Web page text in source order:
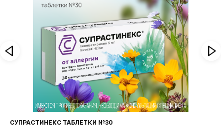
СУПРАСТИНЕКС ТАБЛЕТКИ №30